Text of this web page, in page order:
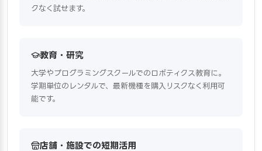
クなく試せます。
教育・研究
大学やプログラミングスクールでのロボティクス教育に。
学期単位のレンタルで、最新機種を購入リスクなく利用可
能です。
店舗・施設での短期活用